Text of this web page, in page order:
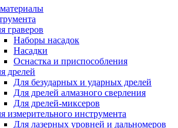
граверов
Наборы насадок
Насадки
Оснастка и приспособления
дрелей
Для безударных и ударных дрелей
Для дрелей алмазного сверления
Для дрелей-миксеров
измерительного инструмента
Для лазерных уровней и дальномеров